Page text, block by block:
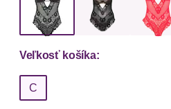
Veľkosť košíka:
C